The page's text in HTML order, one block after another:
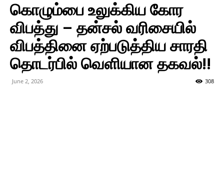
கொழும்பை உலுக்கிய கோர
விபத்து – தன்சல் வரிசையில்
விபத்தினை ஏற்படுத்திய சாரதி
தொடர்பில் வெளியான தகவல்!!
June 2, 2026 308